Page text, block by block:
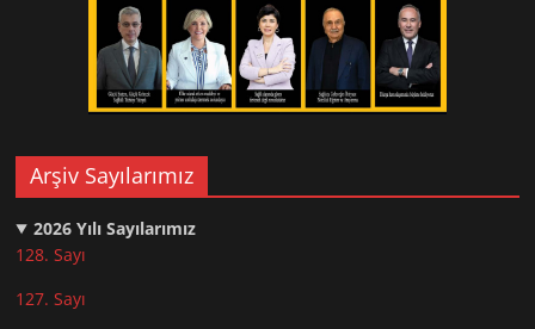
Arşiv Sayılarımız
2026 Yılı Sayılarımız
128. Sayı
127. Sayı